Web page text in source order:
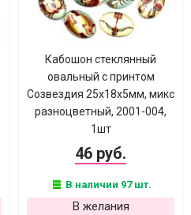
Кабошон стеклянный
овальный с принтом
Созвездия 25х18х5мм, микс
разноцветный, 2001-004,
1шт
46 руб.
В наличии 97 шт.
В желания